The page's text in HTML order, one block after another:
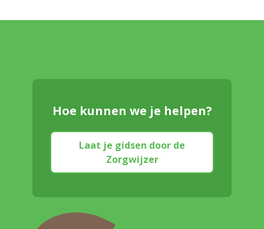
Hoe kunnen we je helpen?
Laat je gidsen door de
Zorgwijzer